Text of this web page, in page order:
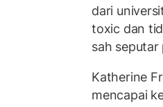
dari
toxic dan
sah seputar
Katherine
mencapai